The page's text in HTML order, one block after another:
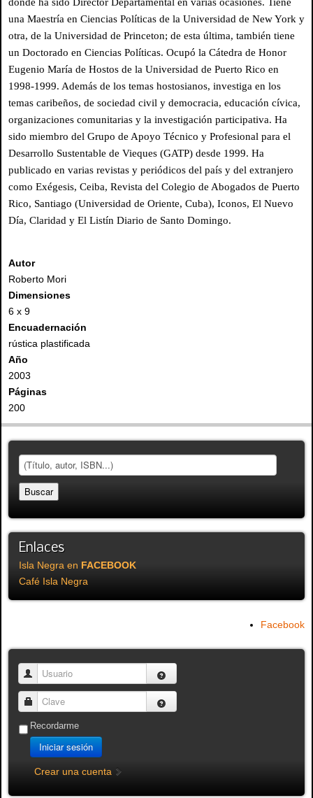
donde ha sido Director Departamental en varias ocasiones. Tiene
una Maestría en Ciencias Políticas de la Universidad de New York y
otra, de la Universidad de Princeton; de esta última, también tiene
un Doctorado en Ciencias Políticas. Ocupó la Cátedra de Honor
Eugenio María de Hostos de la Universidad de Puerto Rico en
1998-1999. Además de los temas hostosianos, investiga en los
temas caribeños, de sociedad civil y democracia, educación cívica,
organizaciones comunitarias y la investigación participativa. Ha
sido miembro del Grupo de Apoyo Técnico y Profesional para el
Desarrollo Sustentable de Vieques (GATP) desde 1999. Ha
publicado en varias revistas y periódicos del país y del extranjero
como Exégesis, Ceiba, Revista del Colegio de Abogados de Puerto
Rico, Santiago (Universidad de Oriente, Cuba), Iconos, El Nuevo
Día, Claridad y El Listín Diario de Santo Domingo.
Autor
Roberto Mori
Dimensiones
6 x 9
Encuadernación
rústica plastificada
Año
2003
Páginas
200
Enlaces
Isla Negra en FACEBOOK
Café Isla Negra
Facebook
Usuario
Clave
Recordarme
Iniciar sesión
Crear una cuenta